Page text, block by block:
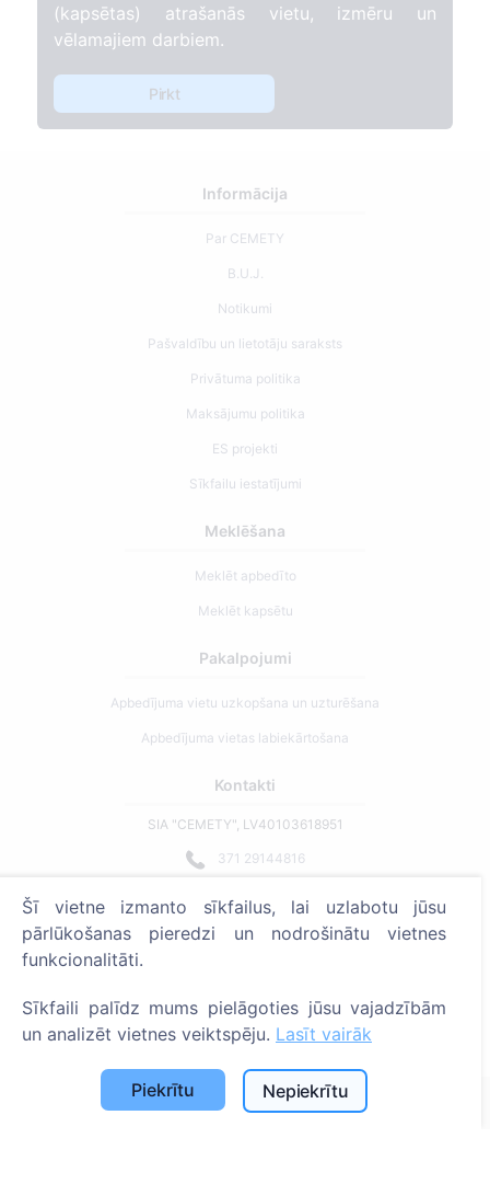
(kapsētas) atrašanās vietu, izmēru un
vēlamajiem darbiem.
Pirkt
Informācija
Par CEMETY
B.U.J.
Notikumi
Pašvaldību un lietotāju saraksts
Privātuma politika
Maksājumu politika
ES projekti
Sīkfailu iestatījumi
Meklēšana
Meklēt apbedīto
Meklēt kapsētu
Pakalpojumi
Apbedījuma vietu uzkopšana un uzturēšana
Apbedījuma vietas labiekārtošana
Kontakti
SIA "CEMETY", LV40103618951
371 29144816
Strādājam visā Latvijā!
Administratoriem
© 2013 - 2026 Cemety Visas tiesības aizsargātas
Privātuma politika un noteikumi.
Šī vietne izmanto sīkfailus, lai uzlabotu jūsu
pārlūkošanas pieredzi un nodrošinātu vietnes
funkcionalitāti.
Sīkfaili palīdz mums pielāgoties jūsu vajadzībām
un analizēt vietnes veiktspēju. Lasīt vairāk
Piekrītu Nepiekrītu